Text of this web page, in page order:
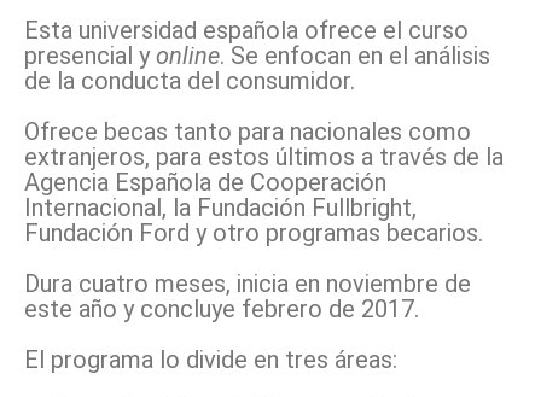
Esta universidad española ofrece el curso
presencial yonline. Se enfocan en el análisis
de la conducta del consumidor.
Ofrece becas tanto para nacionales como
extranjeros, para estos últimos a través de la
Agencia Española de Cooperación
Internacional, la Fundación Fullbright,
Fundación Ford y otro programas becarios.
Dura cuatro meses, inicia en noviembre de
este año y concluye febrero de 2017.
El programa lo divide en tres áreas: